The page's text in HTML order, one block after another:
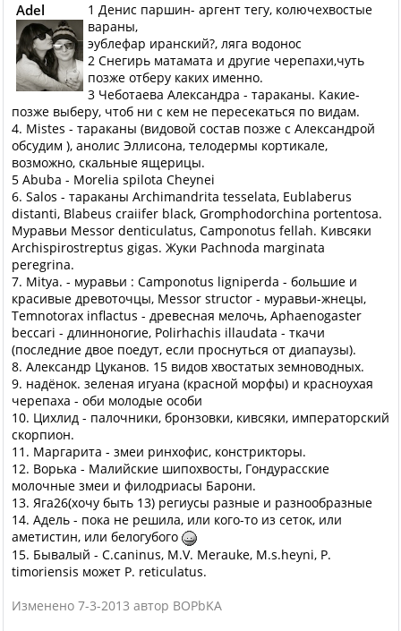
Adel
1 Денис паршин- аргент тегу, колючехвостые
вараны,
эублефар иранский?, ляга водонос
2 Снегирь матамата и другие черепахи,чуть
позже отберу каких именно.
3 Чеботаева Александра - тараканы. Какие-
позже выберу, чтоб ни с кем не пересекаться по видам.
4. Mistes - тараканы (видовой состав позже с Александрой
обсудим ), анолис Эллисона, телодермы кортикале,
возможно, скальные ящерицы.
5 Abuba - Morelia spilota Cheynei
6. Salos - тараканы Archimandrita tesselata, Eublaberus
distanti, Blabeus craiifer black, Gromphodorchina portentosa.
Муравьи Messor denticulatus, Camponotus fellah. Кивсяки
Archispirostreptus gigas. Жуки Pachnoda marginata
peregrina.
7. Mitya. - муравьи : Camponotus ligniperda - большие и
красивые древоточцы, Messor structor - муравьи-жнецы,
Temnotorax inflactus - древесная мелочь, Aphaenogaster
beccari - длинноногие, Polirhachis illaudata - ткачи
(последние двое поедут, если проснуться от диапаузы).
8. Александр Цуканов. 15 видов хвостатых земноводных.
9. надёнок. зеленая игуана (красной морфы) и красноухая
черепаха - оби молодые особи
10. Цихлид - палочники, бронзовки, кивсяки, императорский
скорпион.
11. Маргарита - змеи ринхофис, констрикторы.
12. Ворька - Малийские шипохвосты, Гондурасские
молочные змеи и филодриасы Барони.
13. Яга26(хочу быть 13) региусы разные и разнообразные
14. Адель - пока не решила, или кого-то из сеток, или
аметистин, или белогубого
15. Бывалый - C.caninus, M.V. Merauke, M.s.heyni, P.
timoriensis может P. reticulatus.
Изменено 7-3-2013 автор BOPbKA